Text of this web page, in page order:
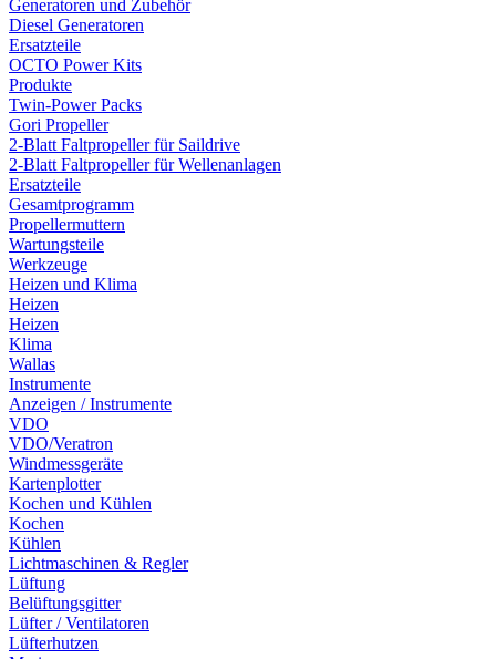
Generatoren und Zubehör
Diesel Generatoren
Ersatzteile
OCTO Power Kits
Produkte
Twin-Power Packs
Gori Propeller
2-Blatt Faltpropeller für Saildrive
2-Blatt Faltpropeller für Wellenanlagen
Ersatzteile
Gesamtprogramm
Propellermuttern
Wartungsteile
Werkzeuge
Heizen und Klima
Heizen
Heizen
Klima
Wallas
Instrumente
Anzeigen / Instrumente
VDO
VDO/Veratron
Windmessgeräte
Kartenplotter
Kochen und Kühlen
Kochen
Kühlen
Lichtmaschinen & Regler
Lüftung
Belüftungsgitter
Lüfter / Ventilatoren
Lüfterhutzen